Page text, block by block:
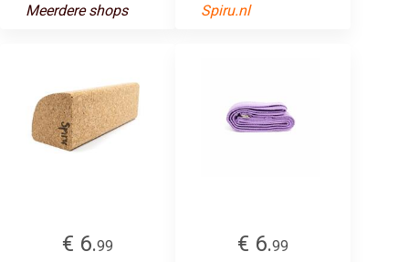
Meerdere shops Spiru.nl
€ 6.99
€ 6.99